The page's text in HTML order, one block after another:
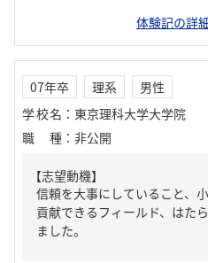
体験記の詳
07年卒 理系
男性
学校名 ： 東京理科大学大学院
職種 ： 非公開
【志望動機】
信頼を大事にしていること、
貢献できるフィールド、はた
ました。